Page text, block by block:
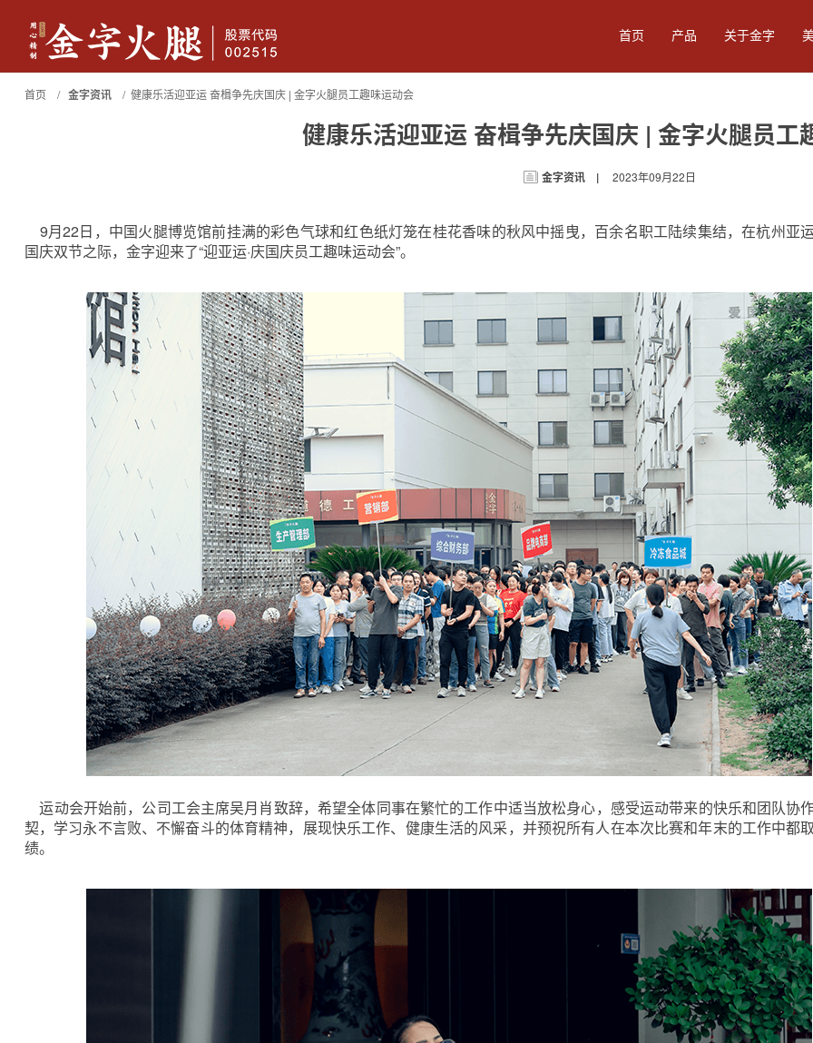
首页 产品 关于金字
休闲零食 卤味酱料 食品加工 餐
典藏两头乌火腿(限量）4.18kg
两头乌火腿（限量）3.6kg
尊享
陈香火腿3.6kg
陈年
黑猪火腿3.6kg
黑猪
公司简介 金字资讯 经销加盟
火腿 香肠 酱肉
酱料
首页 / 金字资讯/ 健康乐活迎亚运 奋楫争先庆国庆 | 金字火腿员工趣味运动会
健康乐活迎亚运 奋楫争先庆国庆 | 金字火腿员工
金字资讯 | 2023年09月22日
9月22日，中国火腿博览馆前挂满的彩色气球和红色纸灯笼在桂花香味的秋风中摇曳，百余名职工陆续集结，在杭州亚
国庆双节之际，金字迎来了“迎亚运·庆国庆员工趣味运动会”。
运动会开始前，公司工会主席吴月肖致辞，希望全体同事在繁忙的工作中适当放松身心，感受运动带来的快乐和团队协
契，学习永不言败、不懈奋斗的体育精神，展现快乐工作、健康生活的风采，并预祝所有人在本次比赛和年末的工作中都
绩。